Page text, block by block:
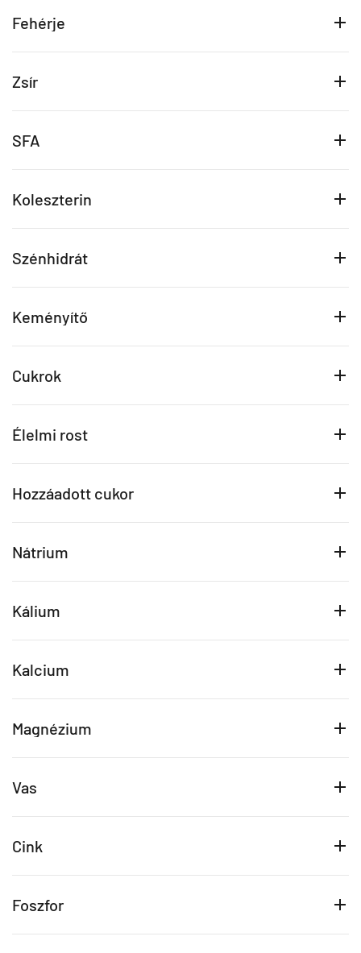
Fehérje
Zsír
SFA
Koleszterin
Szénhidrát
Keményítő
Cukrok
Élelmi rost
Hozzáadott cukor
Nátrium
Kálium
Kalcium
Magnézium
Vas
Cink
Foszfor